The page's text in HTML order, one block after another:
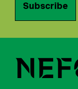
Subscribe